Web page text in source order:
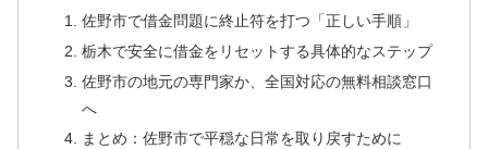
佐野市で借金問題に終止符を打つ「正しい手順」
栃木で安全に借金をリセットする具体的なステップ
佐野市の地元の専門家か、全国対応の無料相談窓口
へ
まとめ：佐野市で平穏な日常を取り戻すために